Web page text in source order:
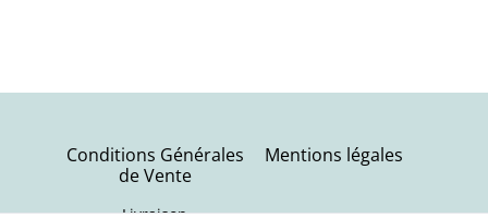
Conditions Générales
de Vente
Mentions légales